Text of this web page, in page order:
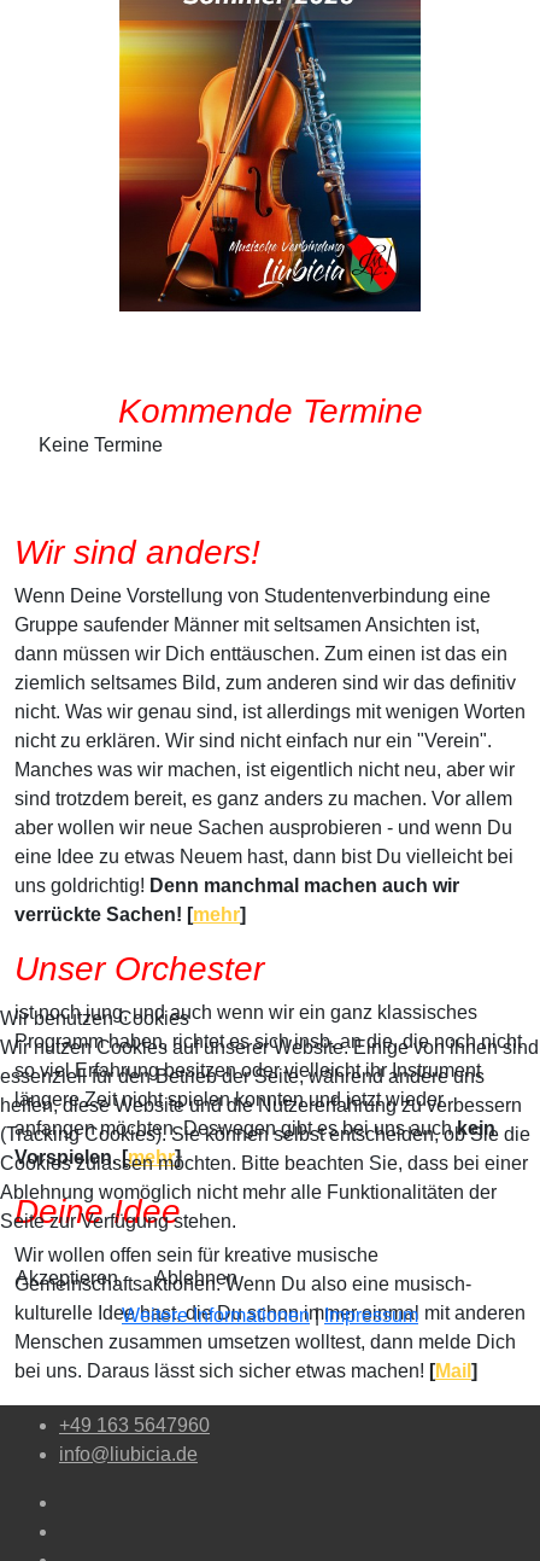
Kommende Termine
Keine Termine
Wir sind anders!
Wenn Deine Vorstellung von Studentenverbindung eine
Gruppe saufender Männer mit seltsamen Ansichten ist,
dann müssen wir Dich enttäuschen. Zum einen ist das ein
ziemlich seltsames Bild, zum anderen sind wir das definitiv
nicht. Was wir genau sind, ist allerdings mit wenigen Worten
nicht zu erklären. Wir sind nicht einfach nur ein "Verein".
Manches was wir machen, ist eigentlich nicht neu, aber wir
sind trotzdem bereit, es ganz anders zu machen. Vor allem
aber wollen wir neue Sachen ausprobieren - und wenn Du
eine Idee zu etwas Neuem hast, dann bist Du vielleicht bei
uns goldrichtig! Denn manchmal machen auch wir
verrückte Sachen! [mehr]
Unser Orchester
ist noch jung, und auch wenn wir ein ganz klassisches
Programm haben, richtet es sich insb. an die, die noch nicht
so viel Erfahrung besitzen oder vielleicht ihr Instrument
längere Zeit nicht spielen konnten und jetzt wieder
anfangen möchten. Deswegen gibt es bei uns auchkein
Vorspielen.[mehr]
Deine Idee
Wir wollen offen sein für kreative musische
Gemeinschaftsaktionen. Wenn Du also eine musisch-
kulturelle Idee hast, die Du schon immer einmal mit anderen
Menschen zusammen umsetzen wolltest, dann melde Dich
bei uns. Daraus lässt sich sicher etwas machen! [Mail ]
+49 163 5647960
info@liubicia.de
Wir benutzen Cookies
Wir nutzen Cookies auf unserer Website. Einige von ihnen sind
essenziell für den Betrieb der Seite, während andere uns
helfen, diese Website und die Nutzererfahrung zu verbessern
(Tracking Cookies). Sie können selbst entscheiden, ob Sie die
Cookies zulassen möchten. Bitte beachten Sie, dass bei einer
Ablehnung womöglich nicht mehr alle Funktionalitäten der
Seite zur Verfügung stehen.
Akzeptieren
Ablehnen
Weitere Informationen|Impressum